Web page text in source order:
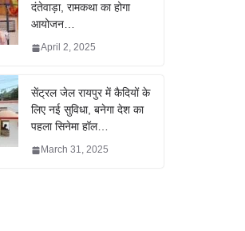
दंतेवाड़ा, रामकथा का होगा
आयोजन…
April 2, 2025
सेंट्रल जेल रायपुर में कैदियों के
लिए नई सुविधा, बनेगा देश का
पहला सिनेमा हॉल…
March 31, 2025